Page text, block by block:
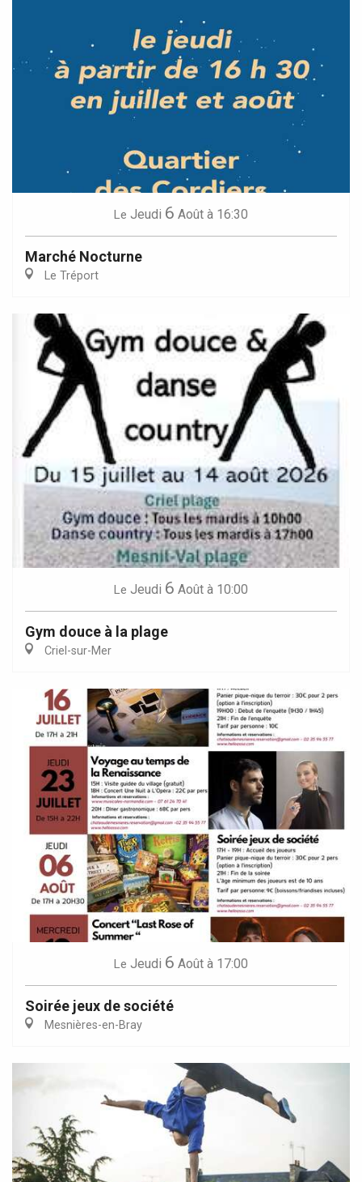
Le Jeudi 6 Août à 16:30
Marché Nocturne
Le Tréport
Le Jeudi 6 Août à 10:00
Gym douce à la plage
Criel-sur-Mer
Le Jeudi 6 Août à 17:00
Soirée jeux de société
Mesnières-en-Bray